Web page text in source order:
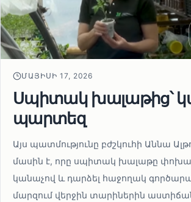
ՄԱՅԻՍԻ 17, 2026
Սպիտակ խալաթից՝
պարտեզ
Այս պատմությունը բժշկուհի Աննա
մասին է, որը սպիտակ խալաթը
կանաչով և դարձել հաջողակ
մարզում վերջին տարիներին